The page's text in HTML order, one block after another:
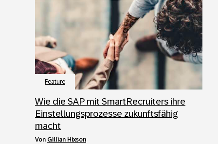
Feature
Wie die SAP mit SmartRecruiters ihre
Einstellungsprozesse zukunftsfähig
macht
von Gillian Hixson